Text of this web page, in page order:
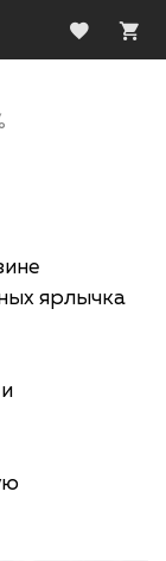
ярлычка